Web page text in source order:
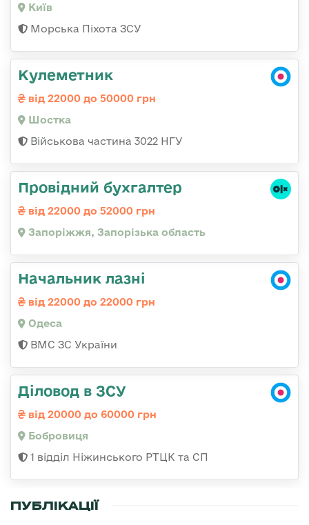
Київ
Морська Піхота ЗСУ
Кулеметник
від 22000 до 50000 грн
Шостка
Військова частина 3022 НГУ
Провідний бухгалтер
від 22000 до 52000 грн
Запоріжжя, Запорізька область
Начальник лазні
від 22000 до 22000 грн
Одеса
ВМС ЗС України
Діловод в ЗСУ
від 20000 до 60000 грн
Бобровиця
1 відділ Ніжинського РТЦК та СП
ПУБЛІКАЦІЇ